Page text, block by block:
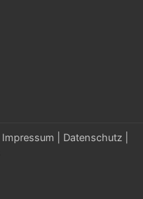
Impressum Datenschutz